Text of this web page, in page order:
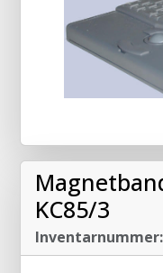
KC85/3
Inventarnummer: